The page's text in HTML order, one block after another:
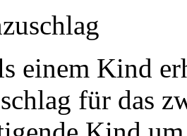
einem Kind
für das